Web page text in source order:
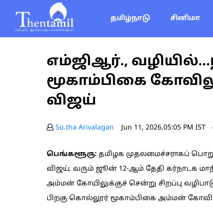
தமிழ்நாடு சினிமா
எம்ஜிஆர்.,
மூகாம்பிகை
விஜய்
Su.tha Arivalagan Jun 11, 2026,05:05 PM IST
பெங்களூரு: தமிழக முதலமைச்சராகப்
விஜய், வரும் ஜூன் 12-ஆம் தேதி கர்நாடக
அம்மன் கோயிலுக்குச் சென்று சிறப்பு
பிறகு கொல்லூர் மூகாம்பிகை அம்மன்